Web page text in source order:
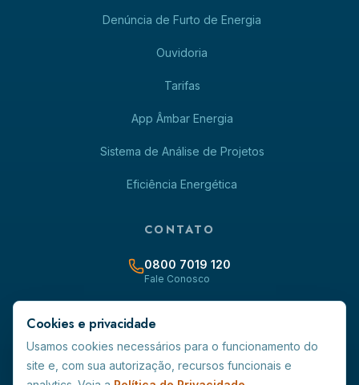
Denúncia de Furto de Energia
Ouvidoria
Tarifas
App Âmbar Energia
Sistema de Análise de Projetos
Eficiência Energética
CONTATO
0800 7019 120
Fale Conosco
contato@ambarenergia-rr.com.br
Avenida Capitão Ene Garcez, 691 - Centro - CEP 69.301-160
Boa Vista/RR
Cookies e privacidade
Usamos cookies necessários para o funcionamento do
site e, com sua autorização, recursos funcionais e